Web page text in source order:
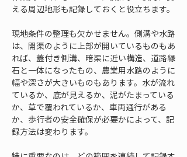
える周辺地形も記録しておくと役立ちます。
現地条件の整理も欠かせません。側溝や水路
は、開渠のように上部が開いているものもあ
れば、蓋付き側溝、暗渠に近い構造、道路縁
石と一体になったもの、農業用水路のように
幅や深さが大きいものもあります。水が流れ
ているか、底が見えるか、泥がたまっている
か、草で覆われているか、車両通行がある
か、歩行者の安全確保が必要かによって、記
録方法は変わります。